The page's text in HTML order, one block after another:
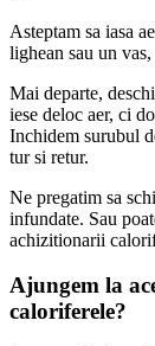
Asteptam sa iasa
lighean sau un
Mai departe,
iese deloc aer, ci
Inchidem surubul
tur si retur.
Ne pregatim sa
infundate. Sau
achizitionarii
Ajungem la
caloriferele?